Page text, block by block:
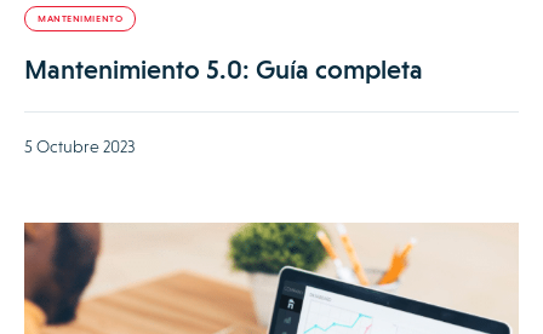
MANTENIMIENTO
Mantenimiento 5.0: Guía completa
5 Octubre 2023